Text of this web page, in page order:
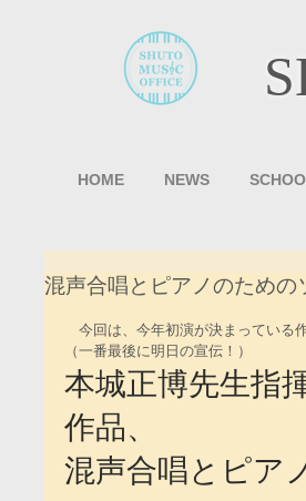
HOME NEWS
混声合唱とピアノのため
今回は、今年初演が決まっている
（一番最後に明日の宣伝！）
本城正博先生指
作品、
混声合唱とピア